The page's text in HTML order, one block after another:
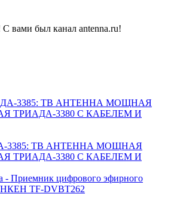
С вами был канал antenna.ru!
3385: ТВ АНТЕННА МОЩНАЯ
ТРИАДА-3380 С КАБЕЛЕМ И